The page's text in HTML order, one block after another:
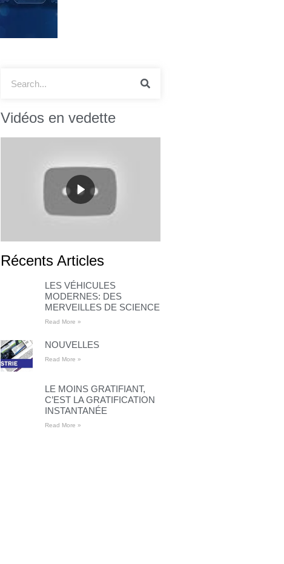
Vidéos en vedette
Récents Articles
LES VÉHICULES
MODERNES: DES
MERVEILLES DE SCIENCE
Read More »
NOUVELLES
Read More »
LE MOINS GRATIFIANT,
C’EST LA GRATIFICATION
INSTANTANÉE
Read More »